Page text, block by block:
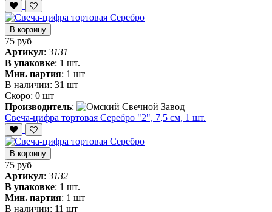
В корзину
75 руб
Артикул: 3131
В упаковке: 1 шт.
Мин. партия: 1 шт
В наличии: 31 шт
Скоро: 0 шт
Производитель:
Свеча-цифра тортовая Серебро "2", 7,5 см, 1 шт.
В корзину
75 руб
Артикул: 3132
В упаковке: 1 шт.
Мин. партия: 1 шт
В наличии: 11 шт